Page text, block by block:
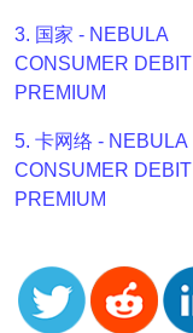
Generator
BIN
Checker
BIN
CC
Generator
Banks
3. 国家 - NEBULA
CONSUMER DEBIT
PREMIUM
5. 卡网络 - NEBULA
CONSUMER DEBIT
PREMIUM